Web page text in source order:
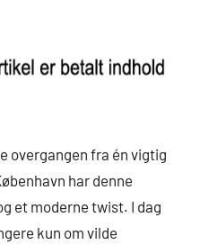
overgangen fra én vigtig
har denne
et moderne twist. I dag
kun om vilde